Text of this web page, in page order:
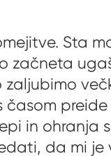
Sta
začneta
zaljubimo
časom
in ohranja
da mi je